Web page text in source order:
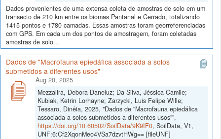
Dados provenientes de uma extensa coleta de amostras de solo em um
transecto de 210 km entre os biomas Pantanal e Cerrado, totalizando
1415 pontos e 1780 camadas. Essas amostras foram georreferenciadas
com GPS. Em cada um dos pontos de amostragem, foram coletadas
amostras de solo...
Dados de "Macrofauna epiedáfica associada a solos
submetidos a diferentes usos"
Aug 20, 2025
Mezzalira, Debora Daneluz; Da Silva, Jéssica Camile;
Kubiak, Ketrin Lorhayne; Zarzycki, Luis Felipe Wille;
Tessaro, Dinéia, 2025, "Dados de "Macrofauna epiedáfica
associada a solos submetidos a diferentes usos"",
https://doi.org/10.60502/SoilData/9K9IF0, SoilData, V1,
UNF:6:Cf2XqonMeo4VSa7dzvtHWg== [fileUNF]